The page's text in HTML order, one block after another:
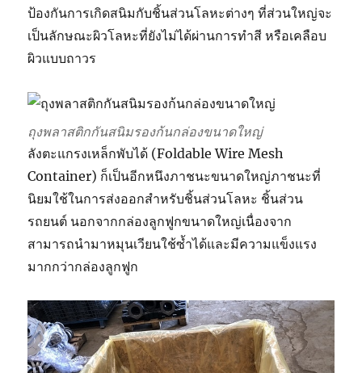
ป้องกันการเกิดสนิมกับชิ้นส่วนโลหะต่างๆ ที่ส่วนใหญ่จะ
เป็นลักษณะผิวโลหะที่ยังไม่ได้ผ่านการทำสี หรือเคลือบ
ผิวแบบถาวร
ถุงพลาสติกกันสนิมรองก้นกล่องขนาดใหญ่
ลังตะแกรงเหล็กพับได้ (Foldable Wire Mesh
Container) ก็เป็นอีกหนึงภาชนะขนาดใหญ่ภาชนะที่
นิยมใช้ในการส่งออกสำหรับชิ้นส่วนโลหะ ชิ้นส่วน
รถยนต์ นอกจากกล่องลูกฟูกขนาดใหญ่เนื่องจาก
สามารถนำมาหมุนเวียนใช้ซ้ำได้และมีความแข็งแรง
มากกว่ากล่องลูกฟูก